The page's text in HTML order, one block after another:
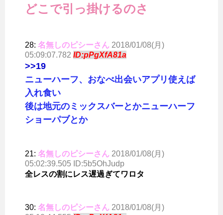
どこで引っ掛けるのさ
28: 名無しのピシーさん 2018/01/08(月)
05:09:07.782 ID:pPgXfA81a
>>19
ニューハーフ、おなべ出会いアプリ使えば
入れ食い
後は地元のミックスバーとかニューハーフ
ショーパブとか
21: 名無しのピシーさん 2018/01/08(月)
05:02:39.505 ID:5b5OhJudp
全レスの割にレス遅過ぎてワロタ
30: 名無しのピシーさん 2018/01/08(月)